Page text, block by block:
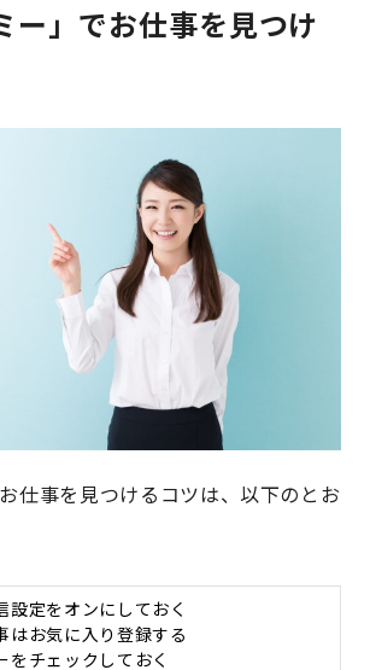
ー」でお仕事を見つけ
仕事を見つけるコツは、以下のとお
設定をオンにしておく
はお気に入り登録する
をチェックしておく